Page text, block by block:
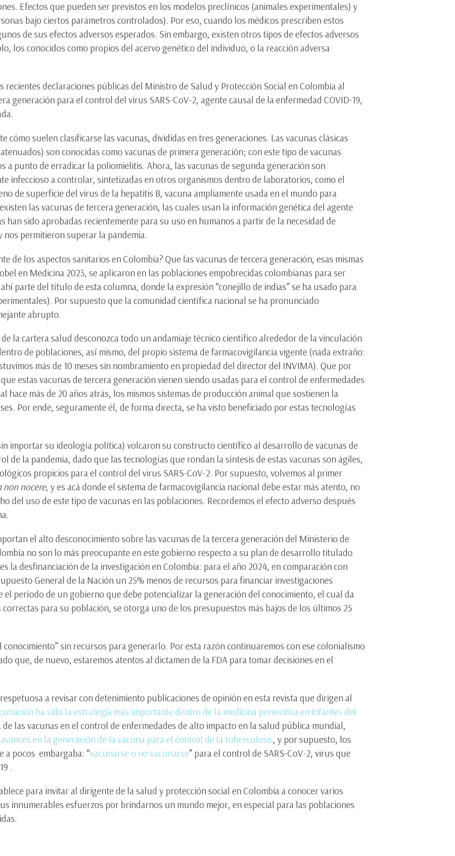
Efectos que pueden ser previstos en los modelos preclínicos (animales experimentales) y
bajo ciertos parámetros controlados). Por eso, cuando los médicos prescriben estos
de sus efectos adversos esperados. Sin embargo, existen otros tipos de efectos adversos
los conocidos como propios del acervo genético del individuo, o la reacción adversa
recientes declaraciones públicas del Ministro de Salud y Protección Social en Colombia al
generación para el control del virus SARS-CoV-2, agente causal de la enfermedad COVID-19,
cómo suelen clasificarse las vacunas, divididas en tres generaciones. Las vacunas clásicas
son conocidas como vacunas de primera generación; con este tipo de vacunas
a punto de erradicar la poliomielitis. Ahora, las vacunas de segunda generación son
infeccioso a controlar, sintetizadas en otros organismos dentro de laboratorios, como el
de superficie del virus de la hepatitis B, vacuna ampliamente usada en el mundo para
las vacunas de tercera generación, las cuales usan la información genética del agente
han sido aprobadas recientemente para su uso en humanos a partir de la necesidad de
nos permitieron superar la pandemia.
de los aspectos sanitarios en Colombia? Que las vacunas de tercera generación, esas mismas
en Medicina 2023, se aplicaron en las poblaciones empobrecidas colombianas para ser
parte del título de esta columna, donde la expresión “conejillo de indias” se ha usado para
Por supuesto que la comunidad científica nacional se ha pronunciado
abrupto.
la cartera salud desconozca todo un andamiaje técnico científico alrededor de la vinculación
de poblaciones, así mismo, del propio sistema de farmacovigilancia vigente (nada extraño:
más de 10 meses sin nombramiento en propiedad del director del INVIMA). Que por
estas vacunas de tercera generación vienen siendo usadas para el control de enfermedades
hace más de 20 años atrás, los mismos sistemas de producción animal que sostienen la
Por ende, seguramente él, de forma directa, se ha visto beneficiado por estas tecnologías
importar su ideología política) volcaron su constructo científico al desarrollo de vacunas de
de la pandemia, dado que las tecnologías que rondan la síntesis de estas vacunas son ágiles,
propicios para el control del virus SARS-CoV-2. Por supuesto, volvemos al primer
non nocere, y es acá donde el sistema de farmacovigilancia nacional debe estar más atento, no
del uso de este tipo de vacunas en las poblaciones. Recordemos el efecto adverso después
el alto desconocimiento sobre las vacunas de la tercera generación del Ministerio de
no son lo más preocupante en este gobierno respecto a su plan de desarrollo titulado
la desfinanciación de la investigación en Colombia: para el año 2024, en comparación con
General de la Nación un 25% menos de recursos para financiar investigaciones
el período de un gobierno que debe potencializar la generación del conocimiento, el cual da
para su población, se otorga uno de los presupuestos más bajos de los últimos 25
sin recursos para generarlo. Por esta razón continuaremos con ese colonialismo
que, de nuevo, estaremos atentos al dictamen de la FDA para tomar decisiones en el
a revisar con detenimiento publicaciones de opinión en esta revista que dirigen al
ha sido la estrategia más importante dentro de la medicina preventiva en infantes del
de las vacunas en el control de enfermedades de alto impacto en la salud pública mundial,
en la generación de la vacuna para el control de la tuberculosis, y por supuesto, los
a pocos embargaba: “vacunarse o no vacunarse” para el control de SARS-CoV-2, virus que
.
para invitar al dirigente de la salud y protección social en Colombia a conocer varios
innumerables esfuerzos por brindarnos un mundo mejor, en especial para las poblaciones